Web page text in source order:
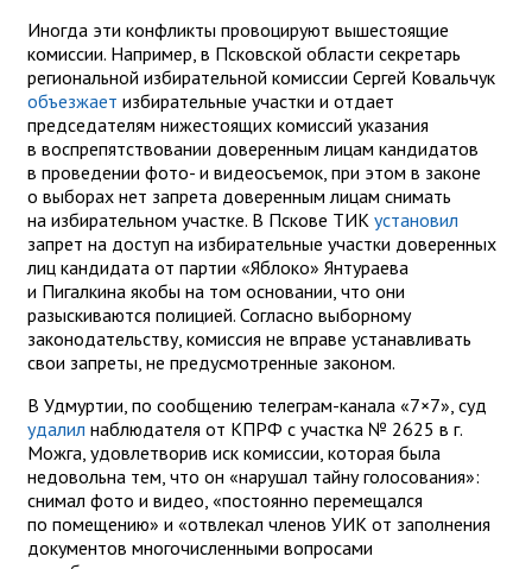
Иногда эти конфликты провоцируют вышестоящие
комиссии. Например, в Псковской области секретарь
региональной избирательной комиссии Сергей Ковальчук
объезжает избирательные участки и отдает
председателям нижестоящих комиссий указания
в воспрепятствовании доверенным лицам кандидатов
в проведении фото- и видеосъемок, при этом в законе
о выборах нет запрета доверенным лицам снимать
на избирательном участке. В Пскове ТИК установил
запрет на доступ на избирательные участки доверенных
лиц кандидата от партии «Яблоко» Янтураева
и Пигалкина якобы на том основании, что они
разыскиваются полицией. Согласно выборному
законодательству, комиссия не вправе устанавливать
свои запреты, не предусмотренные законом.
В Удмуртии, по сообщению телеграм-канала «7×7», суд
удалил наблюдателя от КПРФ с участка № 2625 в г.
Можга, удовлетворив иск комиссии, которая была
недовольна тем, что он «нарушал тайну голосования»:
снимал фото и видео, «постоянно перемещался
по помещению» и «отвлекал членов УИК от заполнения
документов многочисленными вопросами